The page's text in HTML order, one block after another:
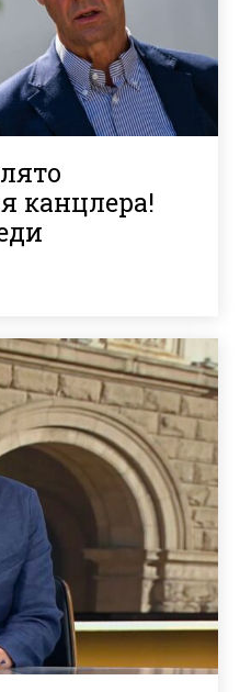
канцлера!